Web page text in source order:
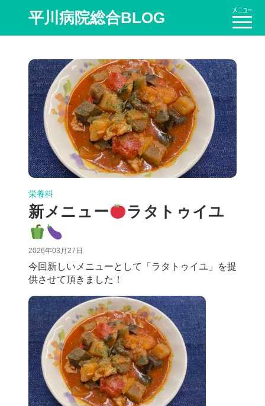
平川病院総合BLOG
栄養科
新メニュー ラタトゥイユ
2026年03月27日
今回新しいメニューとして「ラ タトゥイユ」を提
供させて頂きました！